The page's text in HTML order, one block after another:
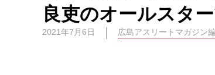
良吏のオールスタ
2021年7月6日 広島アスリートマガジン